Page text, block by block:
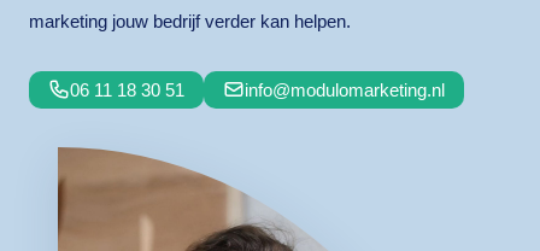
marketing jouw bedrijf verder kan helpen.
06 11 18 30 51 info@modulomarketing.nl